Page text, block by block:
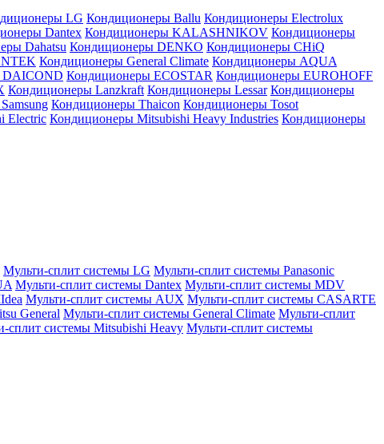
LG Кондиционеры Ballu Кондиционеры Electrolux
Dantex Кондиционеры KALASHNIKOV Кондиционеры
Dahatsu Кондиционеры DENKO Кондиционеры CHiQ
Кондиционеры General Climate Кондиционеры AQUA
DAICOND Кондиционеры ECOSTAR Кондиционеры EUROHOFF
Кондиционеры Lanzkraft Кондиционеры Lessar Кондиционеры
Кондиционеры Thaicon Кондиционеры Tosot
Electric Кондиционеры Mitsubishi Heavy Industries Кондиционеры
Мульти-сплит системы LG Мульти-сплит системы Panasonic
Мульти-сплит системы Dantex Мульти-сплит системы MDV
Мульти-сплит системы AUX Мульти-сплит системы CASARTE
General Мульти-сплит системы General Climate Мульти-сплит
сплит системы Mitsubishi Heavy Мульти-сплит системы